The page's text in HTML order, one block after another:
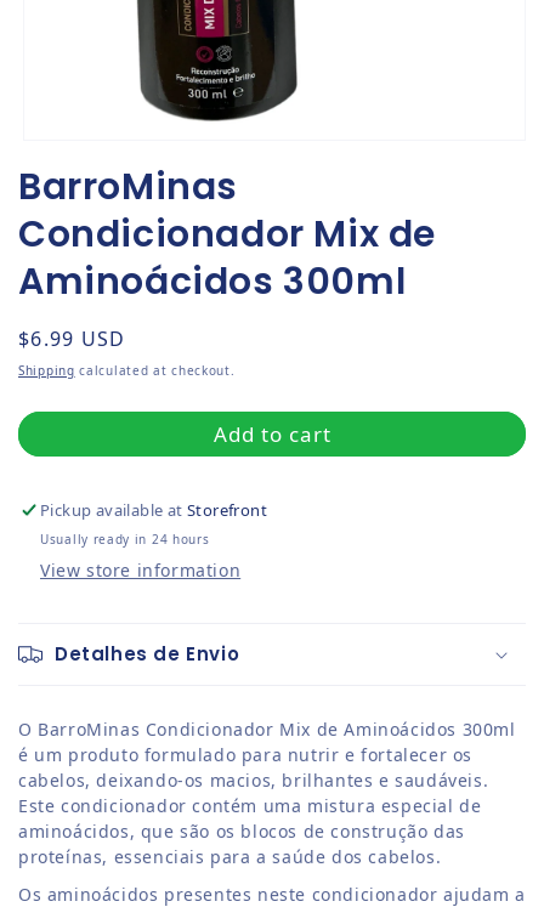
BarroMinas
Condicionador Mix de
Aminoácidos 300ml
Regular price
$6.99 USD
Shipping calculated at checkout.
Add to cart
Pickup available atStorefront
Usually ready in 24 hours
View store information
Detalhes de Envio
O BarroMinas Condicionador Mix de Aminoácidos 300ml
é um produto formulado para nutrir e fortalecer os
cabelos, deixando-os macios, brilhantes e saudáveis.
Este condicionador contém uma mistura especial de
aminoácidos, que são os blocos de construção das
proteínas, essenciais para a saúde dos cabelos.
Os aminoácidos presentes neste condicionador ajudam a